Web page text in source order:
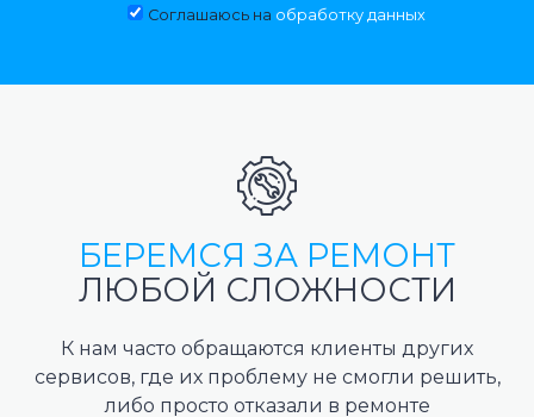
Соглашаюсь на обработку данных
БЕРЕМСЯ ЗА РЕМОНТ
ЛЮБОЙ СЛОЖНОСТИ
К нам часто обращаются клиенты других
сервисов, где их проблему не смогли решить,
либо просто отказали в ремонте